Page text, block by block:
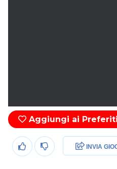
Aggiungi ai Preferiti
INVIA